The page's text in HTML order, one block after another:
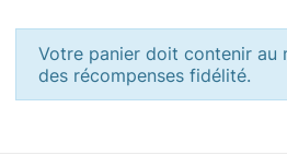
Votre panier doit contenir
des récompenses fidélité.